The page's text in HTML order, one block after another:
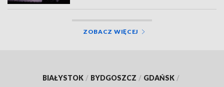
ZOBACZ WIĘCEJ
BIAŁYSTOK / BYDGOSZCZ / GDAŃSK /